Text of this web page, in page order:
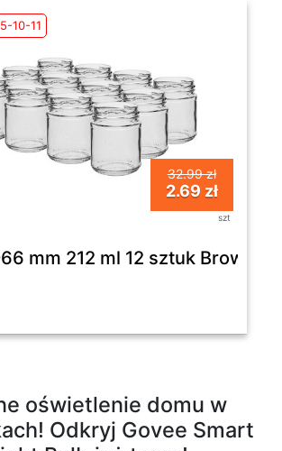
10-11
32.99 zł
2.69 zł
szt
mm 212 ml 12 sztuk Browin
oświetlenie domu w
Odkryj Govee Smart